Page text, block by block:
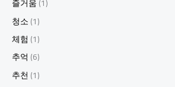
이
퍼
블
릭:
색
다
른
즐거움(1)
청소(1)
체험 (1)
추억 (6)
추천(1)